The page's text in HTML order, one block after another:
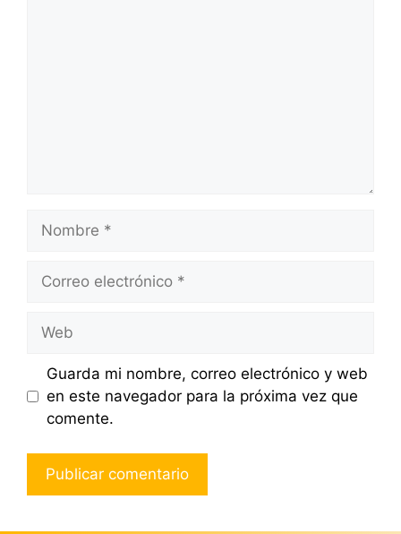
Nombre
Correo
Web
Guarda mi nombre, correo electrónico y web
en este navegador para la próxima vez que
comente.